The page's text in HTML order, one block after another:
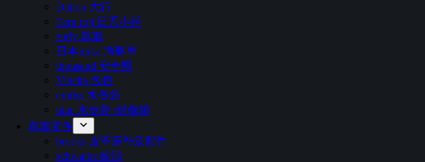
Dahon 大行
Tern roji 日系小徑
surly 單車
日本iruka 海豚車
thousand 安全帽
Vincita 包包
emfiss 水壺袋
ulac 水壺袋 /鏈條鎖
單車零件
brooks 皮革座墊及配件
schwalbe 輪胎